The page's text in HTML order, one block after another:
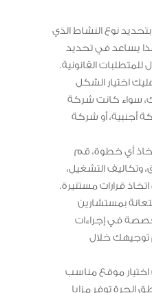
نوع النشاط الذي
يساعد في تحديد
للمتطلبات القانونية.
اختيار الشكل
سواء كانت شركة
أجنبية، أو شركة
أي خطوة، قم
وتكاليف التشغيل،
قرارات مستنيرة.
بمستشارين
في إجراءات
خلال
موقع مناسب
الحرة توفر مزايا